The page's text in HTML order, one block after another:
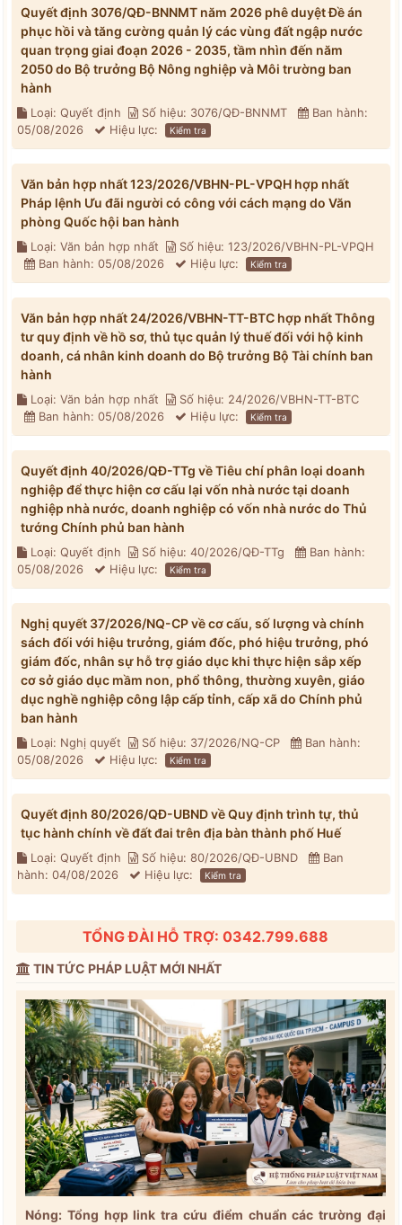
Quyết định 3076/QĐ-BNNMT năm 2026 phê duyệt Đề án
phục hồi và tăng cường quản lý các vùng đất ngập nước
quan trọng giai đoạn 2026 - 2035, tầm nhìn đến năm
2050 do Bộ trưởng Bộ Nông nghiệp và Môi trường ban
hành
Loại: Quyết định Số hiệu: 3076/QĐ-BNNMT
Ban hành:
05/08/2026
Hiệu lực: Kiểm tra
Văn bản hợp nhất 123/2026/VBHN-PL-VPQH hợp nhất
Pháp lệnh Ưu đãi người có công với cách mạng do Văn
phòng Quốc hội ban hành
Loại: Văn bản hợp nhất
Số hiệu: 123/2026/VBHN-PL-VPQH
Ban hành: 05/08/2026
Hiệu lực: Kiểm tra
Văn bản hợp nhất 24/2026/VBHN-TT-BTC hợp nhất Thông
tư quy định về hồ sơ, thủ tục quản lý thuế đối với hộ kinh
doanh, cá nhân kinh doanh do Bộ trưởng Bộ Tài chính ban
hành
Loại: Văn bản hợp nhất
Số hiệu: 24/2026/VBHN-TT-BTC
Ban hành: 05/08/2026
Hiệu lực: Kiểm tra
Quyết định 40/2026/QĐ-TTg về Tiêu chí phân loại doanh
nghiệp để thực hiện cơ cấu lại vốn nhà nước tại doanh
nghiệp nhà nước, doanh nghiệp có vốn nhà nước do Thủ
tướng Chính phủ ban hành
Loại: Quyết định Số hiệu: 40/2026/QĐ-TTg
Ban hành:
05/08/2026
Hiệu lực: Kiểm tra
Nghị quyết 37/2026/NQ-CP về cơ cấu, số lượng và chính
sách đối với hiệu trưởng, giám đốc, phó hiệu trưởng, phó
giám đốc, nhân sự hỗ trợ giáo dục khi thực hiện sắp xếp
cơ sở giáo dục mầm non, phổ thông, thường xuyên, giáo
dục nghề nghiệp công lập cấp tỉnh, cấp xã do Chính phủ
ban hành
Loại: Nghị quyết Số hiệu: 37/2026/NQ-CP
Ban hành:
05/08/2026
Hiệu lực: Kiểm tra
Quyết định 80/2026/QĐ-UBND về Quy định trình tự, thủ
tục hành chính về đất đai trên địa bàn thành phố Huế
Loại: Quyết định Số hiệu: 80/2026/QĐ-UBND
Ban
hành: 04/08/2026
Hiệu lực: Kiểm tra
TỔNG ĐÀI HỖ TRỢ: 0342.799.688
TIN TỨC PHÁP LUẬT MỚI NHẤT
Nóng: Tổng hợp link tra cứu điểm chuẩn các trường đại